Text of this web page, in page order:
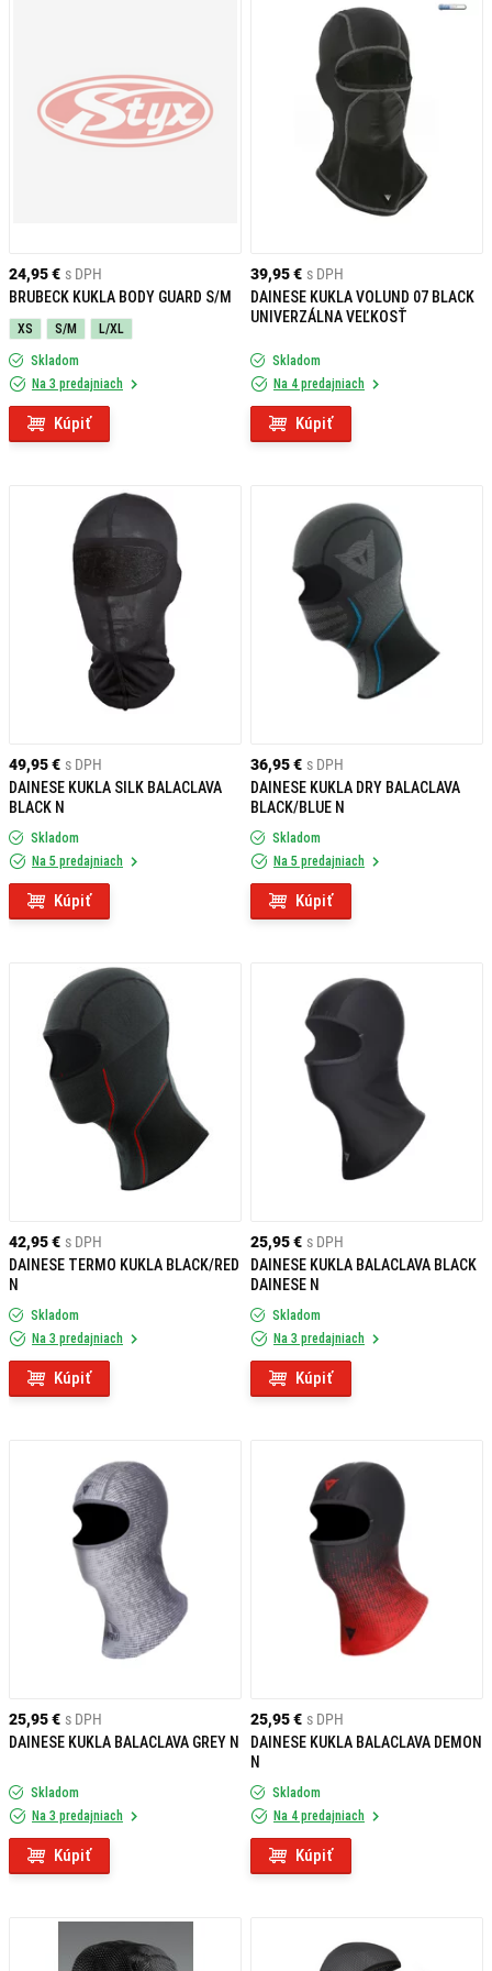
24,95 € s DPH
BRUBECK KUKLA BODY GUARD S/M
XS S/M L/XL
Skladom
Na 3 predajniach
Kúpiť
39,95 € s DPH
DAINESE KUKLA VOLUND 07 BLACK
UNIVERZÁLNA VEĽKOSŤ
Skladom
Na 4 predajniach
Kúpiť
49,95 € s DPH
DAINESE KUKLA SILK BALACLAVA
BLACK N
Skladom
Na 5 predajniach
Kúpiť
36,95 € s DPH
DAINESE KUKLA DRY BALACLAVA
BLACK/BLUE N
Skladom
Na 5 predajniach
Kúpiť
42,95 € s DPH
DAINESE TERMO KUKLA BLACK/RED
N
Skladom
Na 3 predajniach
Kúpiť
25,95 € s DPH
DAINESE KUKLA BALACLAVA BLACK
DAINESE N
Skladom
Na 3 predajniach
Kúpiť
25,95 € s DPH
DAINESE KUKLA BALACLAVA GREY N
Skladom
Na 3 predajniach
Kúpiť
25,95 € s DPH
DAINESE KUKLA BALACLAVA DEMON
N
Skladom
Na 4 predajniach
Kúpiť